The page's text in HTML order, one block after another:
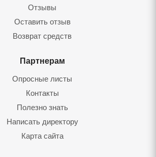
Отзывы
Оставить отзыв
Возврат средств
Партнерам
Опросные листы
Контакты
Полезно знать
Написать директору
Карта сайта